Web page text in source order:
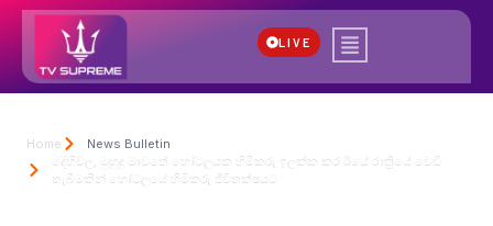
LIVE
Home
News Bulletin
දෙහිවල, මුහුදු මාවතේ හෝටලයක හිමිකරු ඉලක්ක කර ඊයේ රාත්‍රියේ වෙඩි
තැබීමකින් හෝටලයේ හිමිකරු ජීවිතක්ෂයට